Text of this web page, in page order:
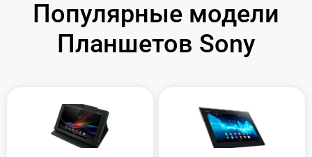
Популярные модели
Планшетов Sony